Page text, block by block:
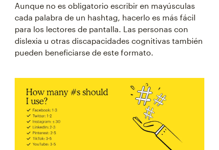
Aunque no es obligatorio escribir en mayúsculas
cada palabra de un hashtag, hacerlo es más fácil
para los lectores de pantalla. Las personas con
dislexia u otras discapacidades cognitivas también
pueden beneficiarse de este formato.